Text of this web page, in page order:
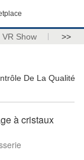
VR Show >>
De La Qualité
à cristaux